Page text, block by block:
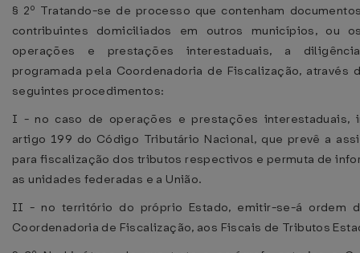
§ 2º Tratando-se de processo que contenham
contribuintes domiciliados em outros municípios, ou
operações e prestações interestaduais, a
programada pela Coordenadoria de Fiscalização, através
seguintes procedimentos:
I - no caso de operações e prestações interestaduais,
artigo 199 do Código Tributário Nacional, que prevê a
para fiscalização dos tributos respectivos e permuta de
as unidades federadas e a União.
II - no território do próprio Estado, emitir-se-á ordem
Coordenadoria de Fiscalização, aos Fiscais de Tributos